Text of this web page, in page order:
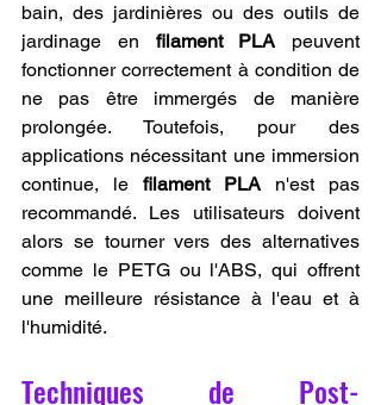
bain, des jardinières ou des outils de
jardinage en filament PLA peuvent
fonctionner correctement à condition de
ne pas être immergés de manière
prolongée. Toutefois, pour des
applications nécessitant une immersion
continue, le filament PLA n'est pas
recommandé. Les utilisateurs doivent
alors se tourner vers des alternatives
comme le PETG ou l'ABS, qui offrent
une meilleure résistance à l'eau et à
l'humidité.
Techniques de Post-